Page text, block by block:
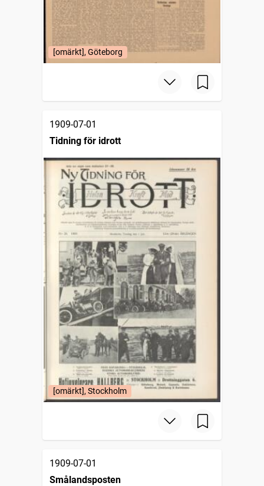
[omärkt], Göteborg
1909-07-01
Tidning för idrott
[omärkt], Stockholm
1909-07-01
Smålandsposten